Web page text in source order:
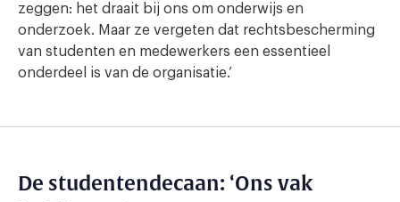
zeggen: het draait bij ons om onderwijs en
onderzoek. Maar ze vergeten dat rechtsbescherming
van studenten en medewerkers een essentieel
onderdeel is van de organisatie.’
De studentendecaan: ‘Ons vak